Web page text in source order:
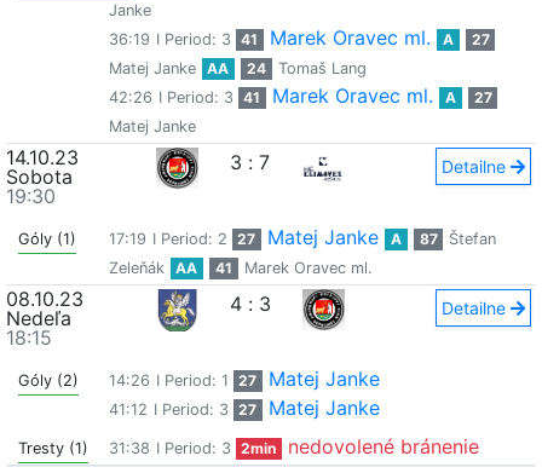
Janke
36:19 I Period: 3 41 Marek Oravec ml. A
27
Matej Janke
AA 24
Tomaš Lang
42:26 I Period: 3 41 Marek Oravec ml. A
27
Matej Janke
14.10.23
Sobota
19:30
3 : 7 Detailne
Góly (1) 17:19 I Period: 2 27 Matej Janke A 87
Štefan
Zeleňák
AA 41 Marek Oravec ml.
08.10.23
Nedeľa
18:15
4 : 3 Detailne
Góly (2) 14:26 I Period: 1 27 Matej Janke
41:12 I Period: 3 27 Matej Janke
Tresty (1) 31:38 I Period: 3 2min nedovolené bránenie